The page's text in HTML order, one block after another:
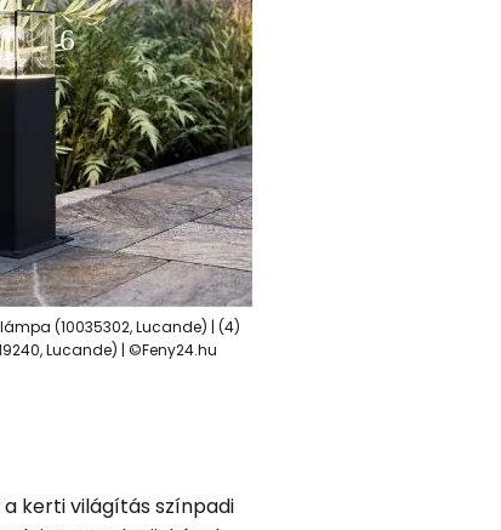
(10035302, Lucande) | (4)
Lucande) | ©Feny24.hu
kerti világítás színpadi